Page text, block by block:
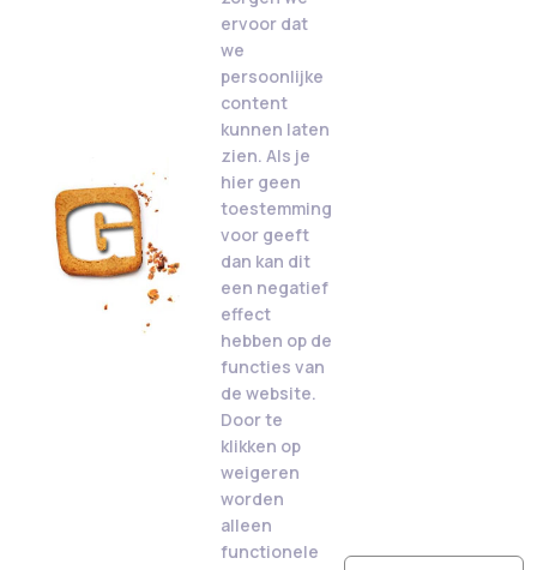
ervoor dat
we
persoonlijke
content
kunnen laten
zien. Als je
hier geen
toestemming
voor geeft
dan kan dit
een negatief
effect
hebben op de
functies van
de website.
Door te
klikken op
weigeren
worden
alleen
functionele